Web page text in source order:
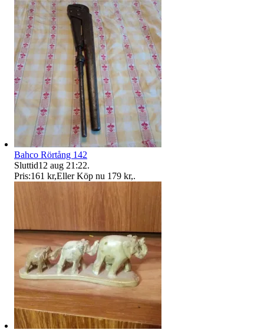
Bahco Rörtång 142
Sluttid12 aug 21:22.
Pris:161 kr,Eller Köp nu 179 kr,.